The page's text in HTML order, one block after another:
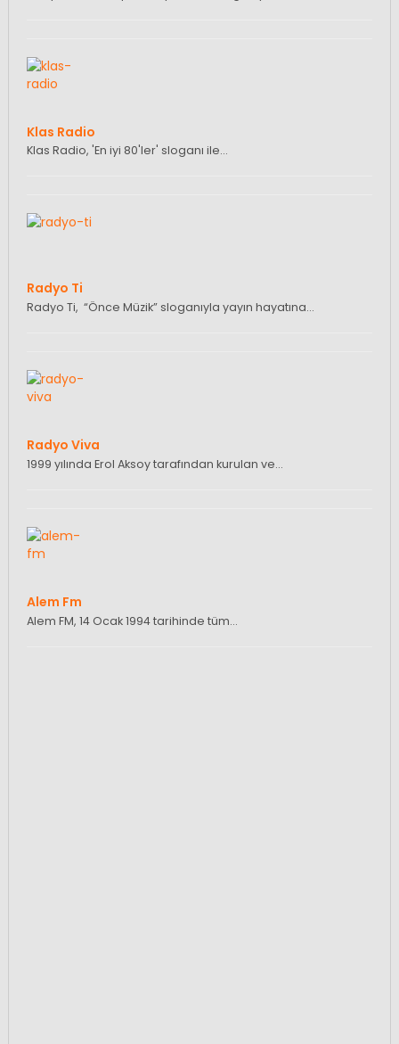
Klas Radio
Klas Radio, 'En iyi 80'ler' sloganı ile…
Radyo Ti
Radyo Ti, “Önce Müzik” sloganıyla yayın hayatına…
Radyo Viva
1999 yılında Erol Aksoy tarafından kurulan ve…
Alem Fm
Alem FM, 14 Ocak 1994 tarihinde tüm…